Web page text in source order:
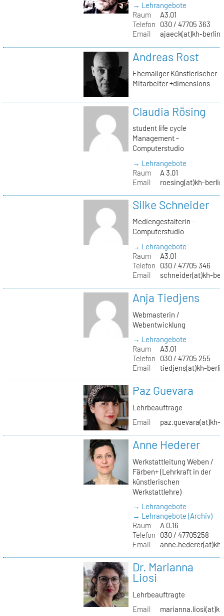
→ Lehrangebote
Raum
A3.01
Telefon
030 / 47705 363
Email
ajaeck(at)kh-
Andreas Rost
Ehemaliger Künstlerischer
Mitarbeiter +dimensions
Claudia Rösing
student life cycle
Management -
Computerstudio
→ Lehrangebote
Raum
A 3.01
Email
roesing(at)kh-
Silke Schneider
Mediengestalterin -
Computerstudio
→ Lehrangebote
Raum
A3.01
Telefon
030 / 47705 346
Email
schneider(at)kh-
Anja Tiedjens
Webmasterin /
Webentwicklung
→ Lehrangebote
Raum
A3.01
Telefon
030 / 47705 255
Email
tiedjens(at)kh-
Paz Guevara
Lehrbeauftrage
Email
paz.guevara(at)kh-
Anne Hederer
Werkstattleitung Weben /
Färben+ (Lehrkraft in der
künstlerischen
Werkstattlehre)
→ Lehrangebote
→ Lehrangebote (Archiv)
Raum
A 0.16
Telefon
030 / 47705258
Email
Dr. Marianna
Liosi
Lehrbeauftragte
Email